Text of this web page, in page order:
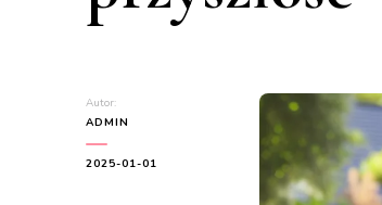
Autor:
ADMIN
2025-01-01